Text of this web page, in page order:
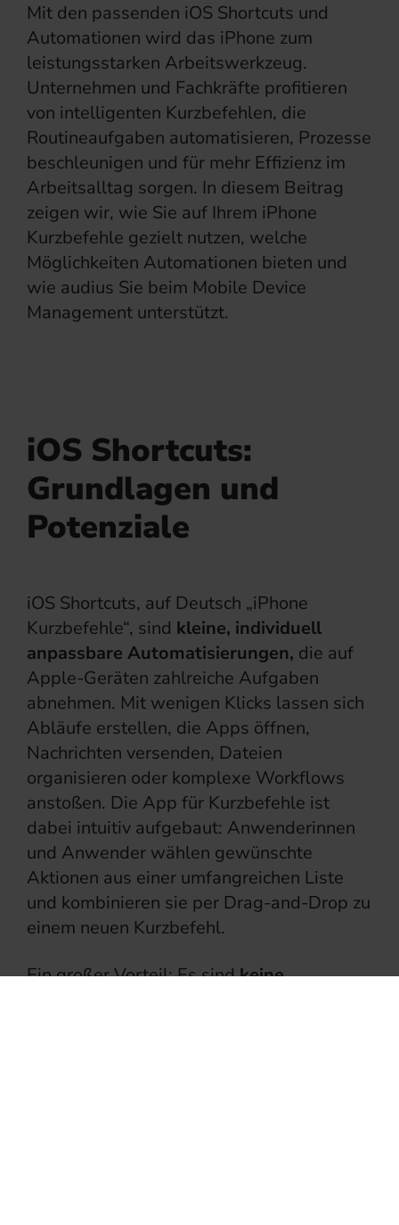
Mit den passenden iOS Shortcuts und
Automationen wird das iPhone zum
leistungsstarken Arbeitswerkzeug.
Unternehmen und Fachkräfte profitieren
von intelligenten Kurzbefehlen, die
Routineaufgaben automatisieren, Prozesse
beschleunigen und für mehr Effizienz im
Arbeitsalltag sorgen. In diesem Beitrag
zeigen wir, wie Sie auf Ihrem iPhone
Kurzbefehle gezielt nutzen, welche
Möglichkeiten Automationen bieten und
wie audius Sie beim Mobile Device
Management unterstützt.
iOS Shortcuts:
Grundlagen und
Potenziale
iOS Shortcuts, auf Deutsch „iPhone
Kurzbefehle“, sind kleine, individuell
anpassbare Automatisierungen, die auf
Apple-Geräten zahlreiche Aufgaben
abnehmen. Mit wenigen Klicks lassen sich
Abläufe erstellen, die Apps öffnen,
Nachrichten versenden, Dateien
organisieren oder komplexe Workflows
anstoßen. Die App für Kurzbefehle ist
dabei intuitiv aufgebaut: Anwenderinnen
und Anwender wählen gewünschte
Aktionen aus einer umfangreichen Liste
und kombinieren sie per Drag-and-Drop zu
einem neuen Kurzbefehl.
Ein großer Vorteil: Es sindkeine